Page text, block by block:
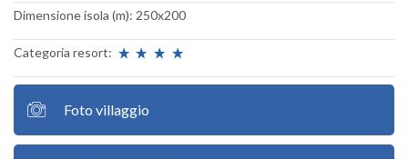
Dimensione isola (m): 250x200
Categoria resort:
Foto villaggio